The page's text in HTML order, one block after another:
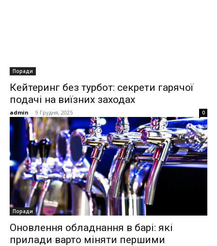
Поради
Кейтеринг без турбот: секрети гарячої
подачі на виїзних заходах
admin - 9 Грудня, 2025 0
Поради
Оновлення обладнання в барі: які
прилади варто міняти першими